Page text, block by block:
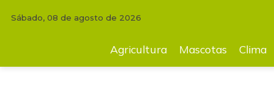
Producción de café en Perú caerá en el 2020,
Sábado, 08 de agosto de 2026
Agricultura Mascotas Clima